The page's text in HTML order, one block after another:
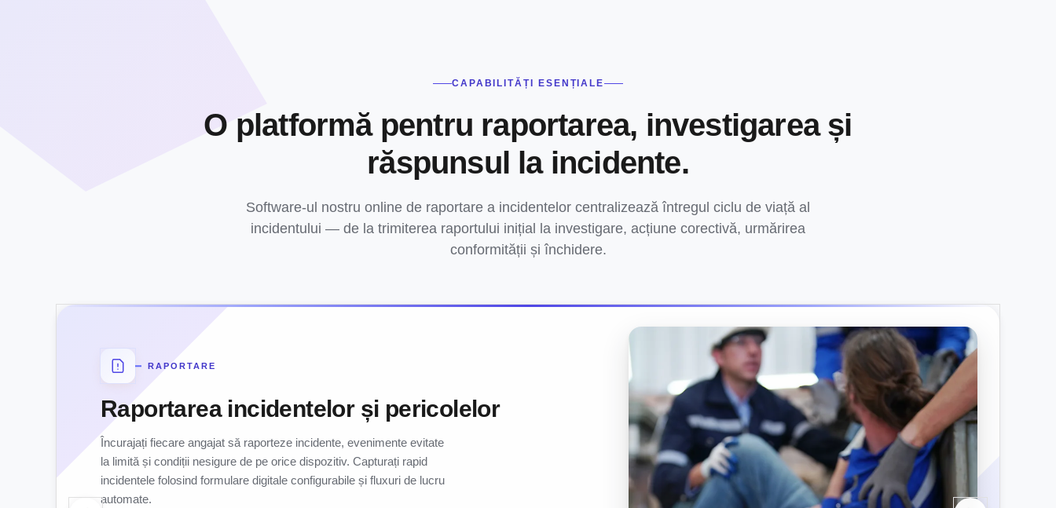
CAPABILITĂȚI ESENȚIALE
O platformă pentru raportarea, investigarea și
răspunsul la incidente.
Software-ul nostru online de raportare a incidentelor centralizează întregul ciclu de viață al
incidentului — de la trimiterea raportului inițial la investigare, acțiune corectivă, urmărirea
conformității și închidere.
RAPORTARE
Raportarea incidentelor și pericolelor
Încurajați fiecare angajat să raporteze incidente, evenimente evitate
la limită și condiții nesigure de pe orice dispozitiv. Capturați rapid
incidentele folosind formulare digitale configurabile și fluxuri de lucru
automate.